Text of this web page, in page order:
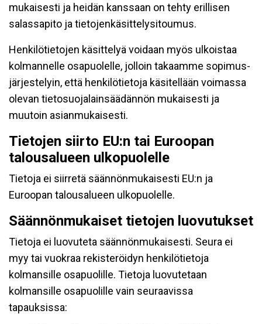
mukaisesti ja heidän kanssaan on tehty erillisen
salassapito ja tietojenkäsittelysitoumus.
Henkilötietojen käsittelyä voidaan myös ulkoistaa
kolmannelle osapuolelle, jolloin takaamme sopimus-
järjestelyin, että henkilötietoja käsitellään voimassa
olevan tietosuojalainsäädännön mukaisesti ja
muutoin asianmukaisesti.
Tietojen siirto EU:n tai Euroopan
talousalueen ulkopuolelle
Tietoja ei siirretä säännönmukaisesti EU:n ja
Euroopan talousalueen ulkopuolelle.
Säännönmukaiset tietojen luovutukset
Tietoja ei luovuteta säännönmukaisesti. Seura ei
myy tai vuokraa rekisteröidyn henkilötietoja
kolmansille osapuolille. Tietoja luovutetaan
kolmansille osapuolille vain seuraavissa
tapauksissa: